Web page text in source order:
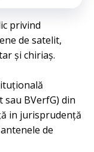
privind
de satelit,
și chiriaș.
sau BVerfG) din
in jurisprudență
de